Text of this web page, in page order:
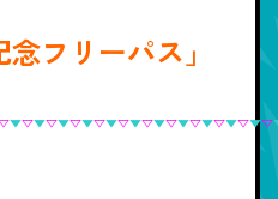
フリーパス」
▼▽▼▽▼▽▼▽▼▽▼▽▼▽▼▽▼▽▼▽▼▽